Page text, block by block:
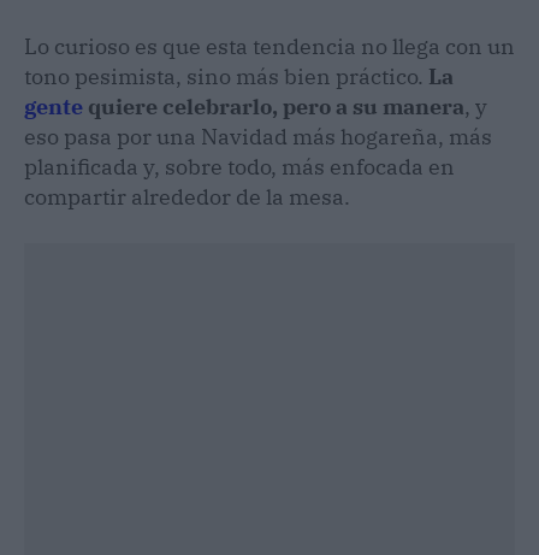
Lo curioso es que esta tendencia no llega con un
tono pesimista, sino más bien práctico. La
gente quiere celebrarlo, pero a su manera, y
eso pasa por una Navidad más hogareña, más
planificada y, sobre todo, más enfocada en
compartir alrededor de la mesa.